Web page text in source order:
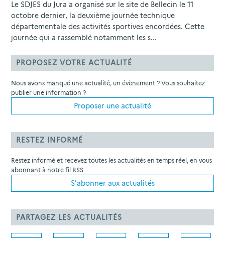
Le SDJES du Jura a organisé sur le site de Bellecin le 11
octobre dernier, la deuxième journée technique
départementale des activités sportives encordées. Cette
journée qui a rassemblé notamment les s...
PROPOSEZ VOTRE ACTUALITÉ
Nous avons manqué une actualité, un évènement ? Vous souhaitez
publier une information ?
Proposer une actualité
RESTEZ INFORMÉ
Restez informé et recevez toutes les actualités en temps réel, en vous
abonnant à notre fil RSS
S'abonner aux actualités
PARTAGEZ LES ACTUALITÉS